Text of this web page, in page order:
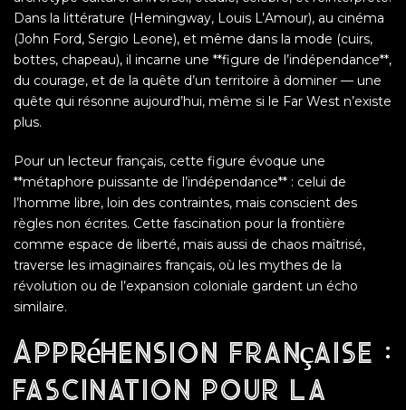
Dans la littérature (Hemingway, Louis L’Amour), au cinéma
(John Ford, Sergio Leone), et même dans la mode (cuirs,
bottes, chapeau), il incarne une **figure de l’indépendance**,
du courage, et de la quête d’un territoire à dominer — une
quête qui résonne aujourd’hui, même si le Far West n’existe
plus.
Pour un lecteur français, cette figure évoque une
**métaphore puissante de l’indépendance** : celui de
l’homme libre, loin des contraintes, mais conscient des
règles non écrites. Cette fascination pour la frontière
comme espace de liberté, mais aussi de chaos maîtrisé,
traverse les imaginaires français, où les mythes de la
révolution ou de l’expansion coloniale gardent un écho
similaire.
Appréhension française :
fascination pour la